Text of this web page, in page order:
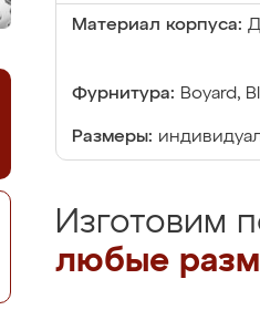
Материал корпуса:
Фурнитура: Boyard,
Размеры:
Изготовим
любые